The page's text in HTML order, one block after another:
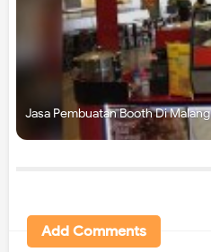
Jasa Pembuatan Booth Di Malang
Add Comments